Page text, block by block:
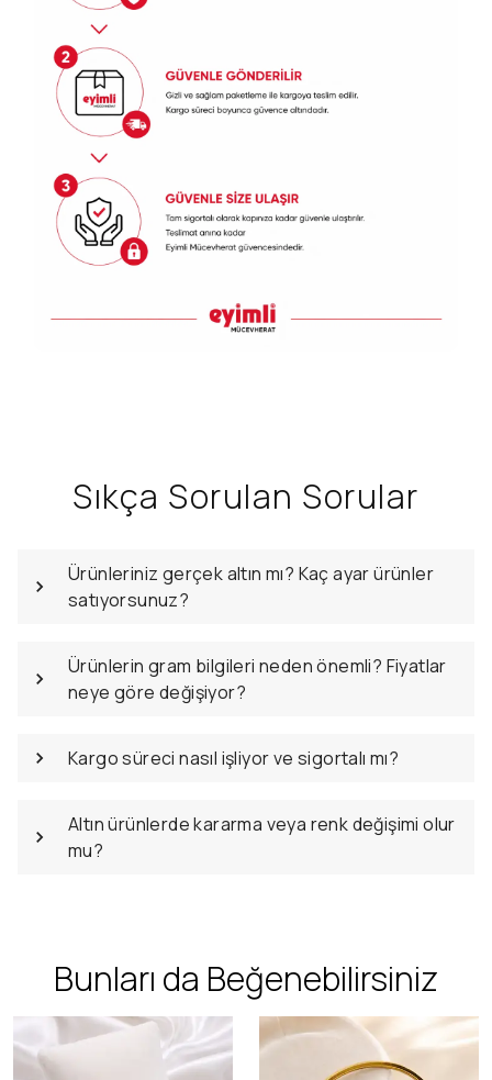
Sıkça Sorulan Sorular
Ürünleriniz gerçek altın mı? Kaç ayar ürünler
satıyorsunuz?
Ürünlerin gram bilgileri neden önemli? Fiyatlar
neye göre değişiyor?
Kargo süreci nasıl işliyor ve sigortalı mı?
Altın ürünlerde kararma veya renk değişimi olur
mu?
Bunları da Beğenebilirsiniz